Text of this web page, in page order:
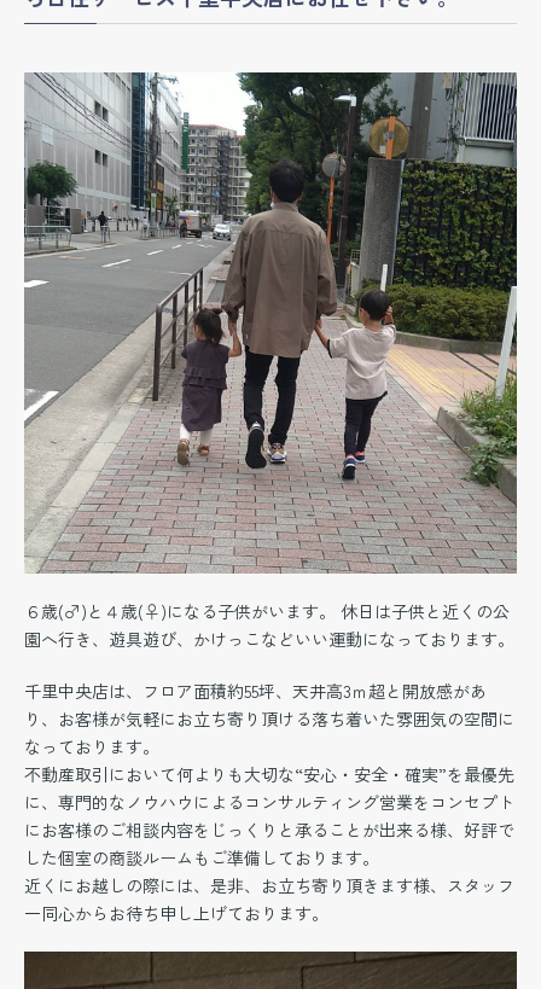
６歳(♂)と４歳(♀)になる子供がいます。 休日は子供と近くの公
園へ行き、遊具遊び、かけっこなどいい運動になっております。
千里中央店は、フロア面積約55坪、天井高3ｍ超と開放感があ
り、お客様が気軽にお立ち寄り頂ける落ち着いた雰囲気の空間に
なっております。
不動産取引において何よりも大切な“安心・安全・確実”を最優先
に、専門的なノウハウによるコンサルティング営業をコンセプト
にお客様のご相談内容をじっくりと承ることが出来る様、好評で
した個室の商談ルームもご準備しております。
近くにお越しの際には、是非、お立ち寄り頂きます様、スタッフ
一同心からお待ち申し上げております。